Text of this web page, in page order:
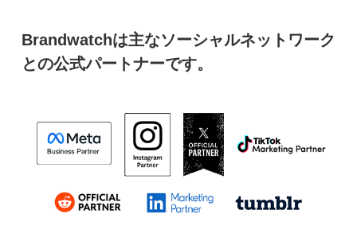
Brandwatchは主なソーシャルネットワーク
との公式パートナーです。